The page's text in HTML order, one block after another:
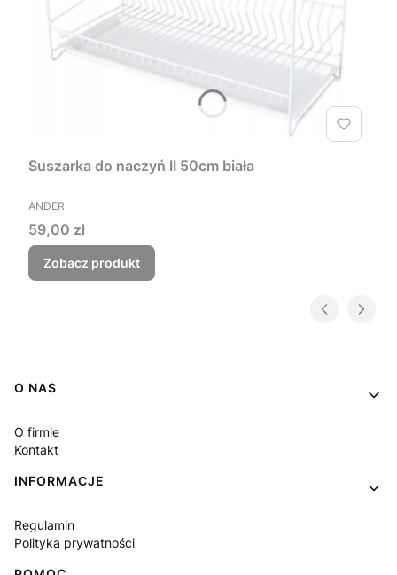
Suszarka do naczyń II 50cm biała
PRODUCENT
ANDER
Cena
59,00 zł
Zobacz produkt
Linki w stopce
O NAS
O firmie
Kontakt
INFORMACJE
Regulamin
Polityka prywatności